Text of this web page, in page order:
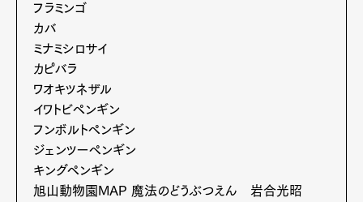
Pen Membership
Official Columnist
フラミンゴ
カバ
ミナミシロサイ
カピバラ
ワオキツネザル
イワトビペンギン
フンボルトペンギン
ジェンツーペンギン
キングペンギン
旭山動物園MAP 魔法のどうぶつえん 岩合光昭